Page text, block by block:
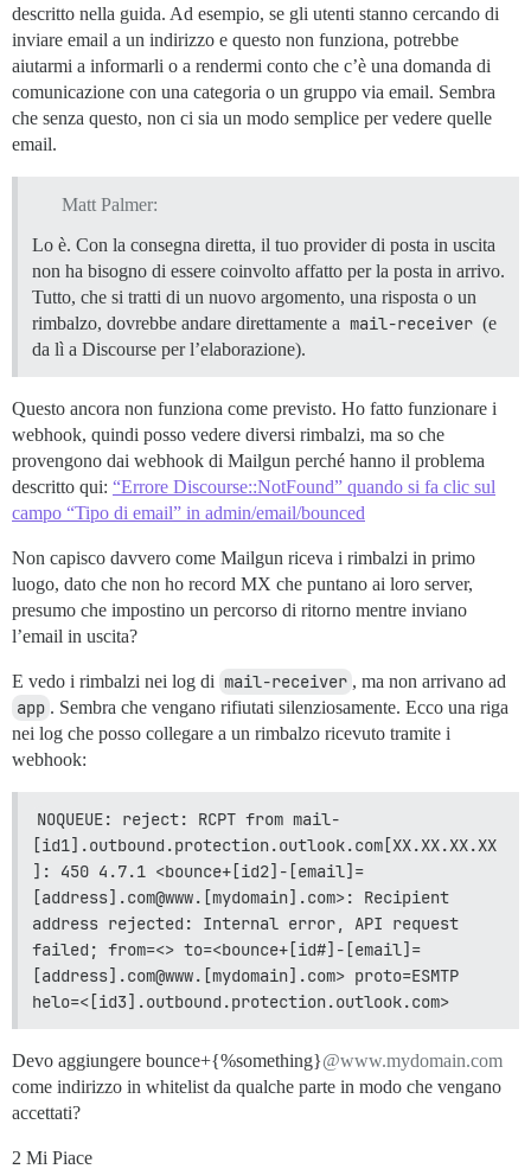
descritto nella guida. Ad esempio, se gli utenti stanno cercando di
inviare email a un indirizzo e questo non funziona, potrebbe
aiutarmi a informarli o a rendermi conto che c’è una domanda di
comunicazione con una categoria o un gruppo via email. Sembra
che senza questo, non ci sia un modo semplice per vedere quelle
email.
Matt Palmer:
Lo è. Con la consegna diretta, il tuo provider di posta in uscita
non ha bisogno di essere coinvolto affatto per la posta in arrivo.
Tutto, che si tratti di un nuovo argomento, una risposta o un
rimbalzo, dovrebbe andare direttamente a mail-receiver (e
da lì a Discourse per l’elaborazione).
Questo ancora non funziona come previsto. Ho fatto funzionare i
webhook, quindi posso vedere diversi rimbalzi, ma so che
provengono dai webhook di Mailgun perché hanno il problema
descritto qui: “Errore Discourse::NotFound” quando si fa clic sul
campo “Tipo di email” in admin/email/bounced
Non capisco davvero come Mailgun riceva i rimbalzi in primo
luogo, dato che non ho record MX che puntano ai loro server,
presumo che impostino un percorso di ritorno mentre inviano
l’email in uscita?
E vedo i rimbalzi nei log di mail-receiver , ma non arrivano ad
app . Sembra che vengano rifiutati silenziosamente. Ecco una riga
nei log che posso collegare a un rimbalzo ricevuto tramite i
webhook:
NOQUEUE: reject: RCPT from mail-
[id1].outbound.protection.outlook.com[XX.XX.XX.XX
]: 450 4.7.1 <bounce+[id2]-[email]=
[address].com@www.[mydomain].com>: Recipient
address rejected: Internal error, API request
failed; from=<> to=<bounce+[id#]-[email]=
[address].com@www.[mydomain].com> proto=ESMTP
helo=<[id3].outbound.protection.outlook.com>
Devo aggiungere bounce+{%something}@www.mydomain.com
come indirizzo in whitelist da qualche parte in modo che vengano
accettati?
2 Mi Piace